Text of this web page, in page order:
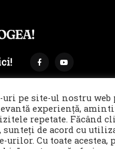
Politica de cookies & GDPR
pe site-ul nostru web
experiență,
repetate. Făcând
sunteți de acord cu
urilor. Cu toate acestea,